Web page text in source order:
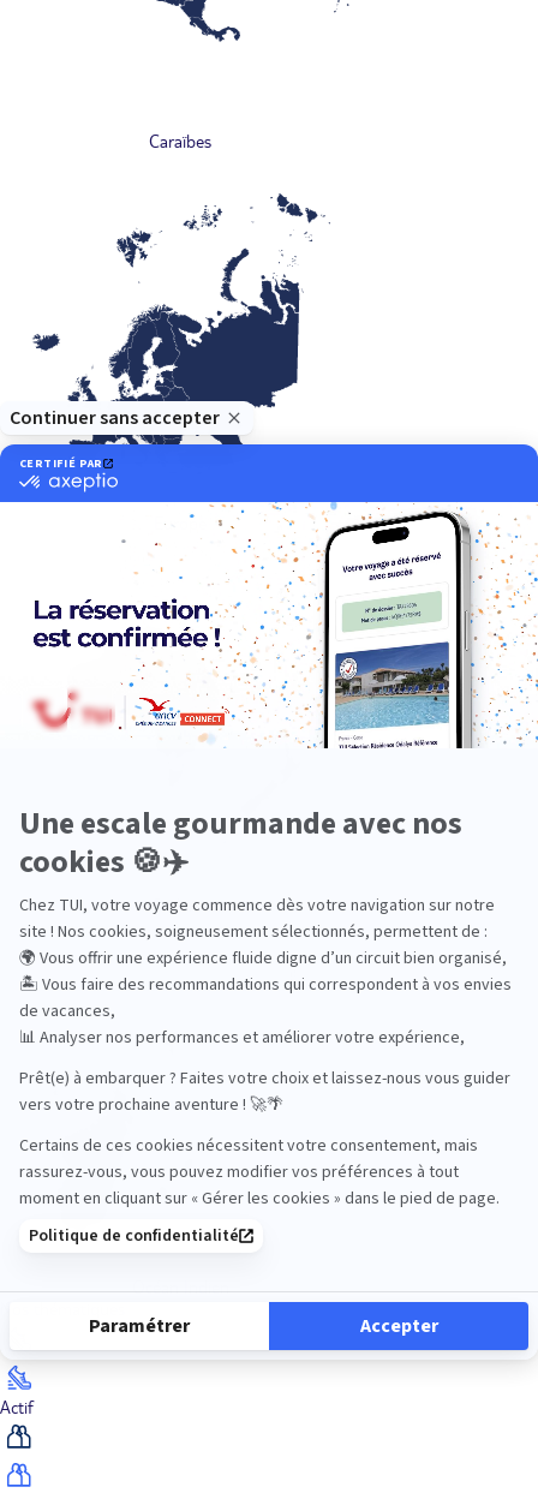
Caraïbes
Europe
Océanie
Océan Indien
Actif